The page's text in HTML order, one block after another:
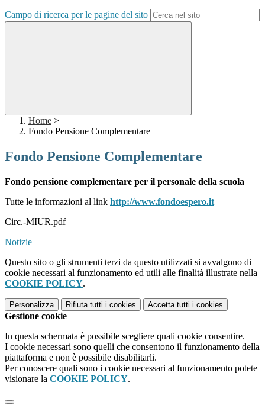
Campo di ricerca per le pagine del sito
Home >
Fondo Pensione Complementare
Fondo Pensione Complementare
Fondo pensione complementare per il personale della scuola
Tutte le informazioni al link http://www.fondoespero.it
Circ.-MIUR.pdf
Notizie
Questo sito o gli strumenti terzi da questo utilizzati si avvalgono di
cookie necessari al funzionamento ed utili alle finalità illustrate nella
COOKIE POLICY.
Personalizza Rifiuta tutti i cookies Accetta tutti i cookies
Gestione cookie
In questa schermata è possibile scegliere quali cookie consentire.
I cookie necessari sono quelli che consentono il funzionamento della
piattaforma e non è possibile disabilitarli.
Per conoscere quali sono i cookie necessari al funzionamento potete
visionare la COOKIE POLICY.